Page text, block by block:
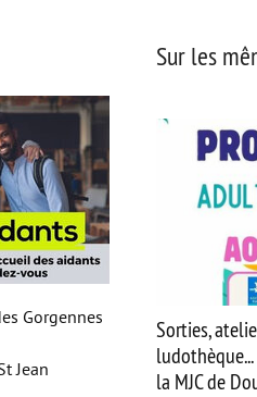
Gorgennes
Jean
Sur les
Sorties,
la MJC de